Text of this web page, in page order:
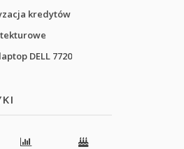
kredytów
DELL 7720